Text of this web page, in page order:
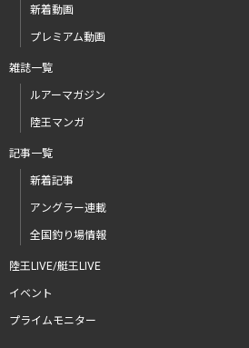
新着動画
プレミアム動画
雑誌一覧
ルアーマガジン
陸王マンガ
記事一覧
新着記事
アングラー連載
全国釣り場情報
陸王LIVE/艇王LIVE
イベント
プライムモニター